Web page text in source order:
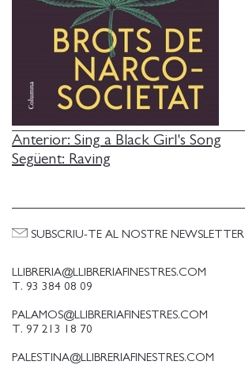
NAVEGACIÓ
D'ENTRADES
Anterior: Sing a Black Girl's Song
Següent: Raving
LLIBRERIA@LLIBRERIAFINESTRES.COM
T. 93 384 08 09
PALAMOS@LLIBRERIAFINESTRES.COM
T. 97 213 18 70
PALESTINA@LLIBRERIAFINESTRES.COM
SUBSCRIU-TE AL NOSTRE NEWSLETTER